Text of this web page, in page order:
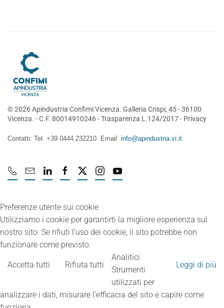
©2026Apindustria Confimi Vicenza. Galleria Crispi, 45 - 36100
Vicenza. - C.F. 80014910246 -Trasparenza L.124/2017- Privacy
Contatti: Tel. +39 0444 232210 Email info@apindustria.vi.it
Preferenze utente sui cookie
Utilizziamo i cookie per garantirti la migliore esperienza sul
nostro sito. Se rifiuti l’uso dei cookie, il sito potrebbe non
funzionare come previsto.
Accetta tutti Rifiuta tutti Leggi di più
Analitici
Strumenti
utilizzati per
analizzare i dati, misurare l’efficacia del sito e capire come